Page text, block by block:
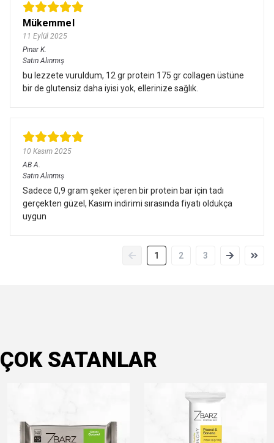
Mükemmel
11 Eylül 2025
Pınar K.
Satın Alınmış
bu lezzete vuruldum, 12 gr protein 175 gr collagen üstüne
bir de glutensiz daha iyisi yok, ellerinize sağlık.
10 Kasım 2025
AB A.
Satın Alınmış
Sadece 0,9 gram şeker içeren bir protein bar için tadı
gerçekten güzel, Kasım indirimi sırasında fiyatı oldukça
uygun
1 2 3
ÇOK SATANLAR